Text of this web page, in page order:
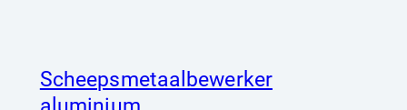
Scheepsmetaalbewerker